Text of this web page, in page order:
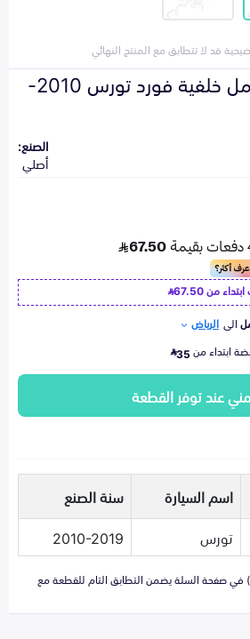
قد لا تتطابق مع المنتج النهائي
طقم فحمات فرامل خلفية فورد تورس 2010-
الصنع:
أصلي
67.50
الى الرياض
ابتداء من35
عند توفر القطعة
اسم السيارة
سنة الصنع
تورس 2010-2019
تزويدنا برقم الهيكل (VIN) في صفحة السلة يضمن التطابق التام للقطعة مع